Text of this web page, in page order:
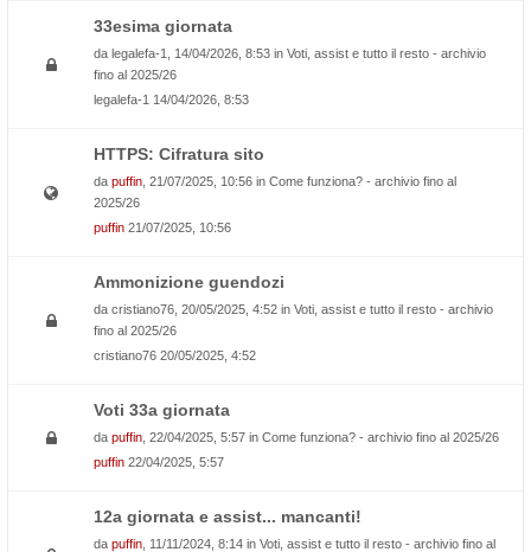
33esima giornata
da legalefa-1 , 14/04/2026, 8:53 in Voti, assist e tutto il resto - archivio
fino al 2025/26
legalefa-1 14/04/2026, 8:53
HTTPS: Cifratura sito
da puffin , 21/07/2025, 10:56 in Come funziona? - archivio fino al
2025/26
puffin 21/07/2025, 10:56
Ammonizione guendozi
da cristiano76 , 20/05/2025, 4:52 in Voti, assist e tutto il resto - archivio
fino al 2025/26
cristiano76 20/05/2025, 4:52
Voti 33a giornata
da puffin , 22/04/2025, 5:57 in Come funziona? - archivio fino al 2025/26
puffin 22/04/2025, 5:57
12a giornata e assist... mancanti!
da puffin , 11/11/2024, 8:14 in Voti, assist e tutto il resto - archivio fino al